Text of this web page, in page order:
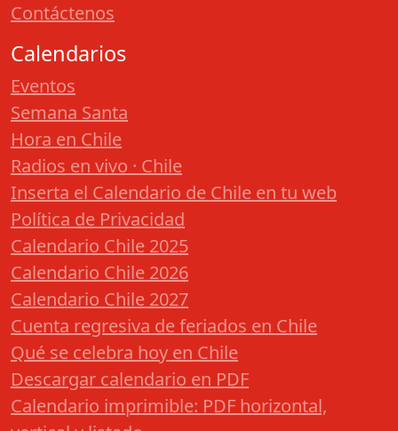
Contáctenos
Calendarios
Eventos
Semana Santa
Hora en Chile
Radios en vivo · Chile
Inserta el Calendario de Chile en tu web
Política de Privacidad
Calendario Chile 2025
Calendario Chile 2026
Calendario Chile 2027
Cuenta regresiva de feriados en Chile
Qué se celebra hoy en Chile
Descargar calendario en PDF
Calendario imprimible: PDF horizontal,